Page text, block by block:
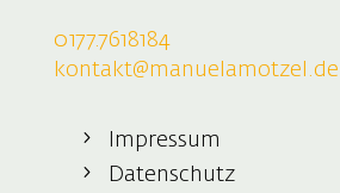
0177.7618184
kontakt@manuelamotzel.de
Impressum
Datenschutz